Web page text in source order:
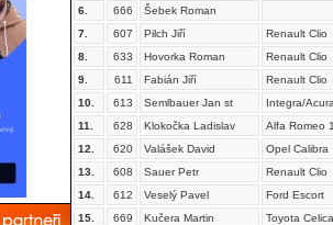
6.
666
Šebek Roman
7.
607 Pilch Jiří
Renault Clio
8.
633 Hovorka Roman
Renault Clio
9.
611 Fabián Jiří
Renault Clio
10.
613 Semlbauer Jan st
Integra/
11.
628 Klokočka Ladislav
Alfa Romeo
12.
620 Valášek David
Opel Calibra
13.
608 Sauer Petr
Renault Clio
14.
612 Veselý Pavel
Ford Escort
15.
669 Kučera Martin
Toyota Celica